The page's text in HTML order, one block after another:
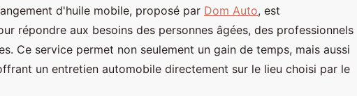
d'huile mobile, proposé par Dom Auto, est
répondre aux besoins des personnes âgées, des professionnels
Ce service permet non seulement un gain de temps, mais aussi
un entretien automobile directement sur le lieu choisi par le